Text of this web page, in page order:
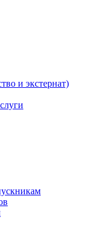
и экстернат)